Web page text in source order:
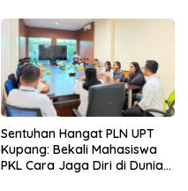
Sentuhan Hangat PLN UPT
Kupang: Bekali Mahasiswa
PKL Cara Jaga Diri di Dunia